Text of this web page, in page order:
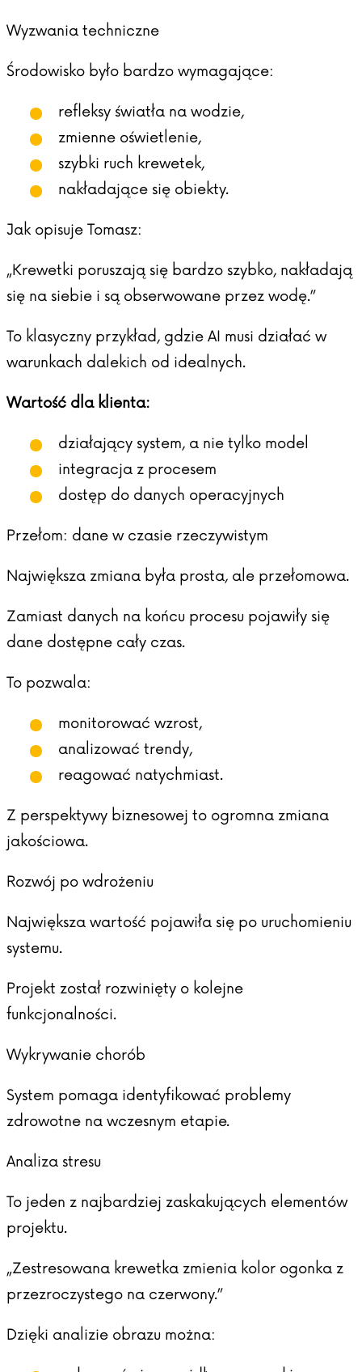
Wyzwania techniczne
Środowisko było bardzo wymagające:
refleksy światła na wodzie,
zmienne oświetlenie,
szybki ruch krewetek,
nakładające się obiekty.
Jak opisuje Tomasz:
„Krewetki poruszają się bardzo szybko, nakładają
się na siebie i są obserwowane przez wodę.”
To klasyczny przykład, gdzie AI musi działać w
warunkach dalekich od idealnych.
Wartość dla klienta:
działający system, a nie tylko model
integracja z procesem
dostęp do danych operacyjnych
Przełom: dane w czasie rzeczywistym
Największa zmiana była prosta, ale przełomowa.
Zamiast danych na końcu procesu pojawiły się
dane dostępne cały czas.
To pozwala:
monitorować wzrost,
analizować trendy,
reagować natychmiast.
Z perspektywy biznesowej to ogromna zmiana
jakościowa.
Rozwój po wdrożeniu
Największa wartość pojawiła się po uruchomieniu
systemu.
Projekt został rozwinięty o kolejne
funkcjonalności.
Wykrywanie chorób
System pomaga identyfikować problemy
zdrowotne na wczesnym etapie.
Analiza stresu
To jeden z najbardziej zaskakujących elementów
projektu.
„Zestresowana krewetka zmienia kolor ogonka z
przezroczystego na czerwony.”
Dzięki analizie obrazu można: